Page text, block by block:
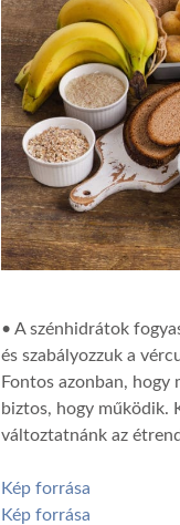
• A szénhidrátok
és szabályozzuk a
Fontos azonban, hogy
biztos, hogy működik.
változtatnánk az
Kép forrása
Kép forrása